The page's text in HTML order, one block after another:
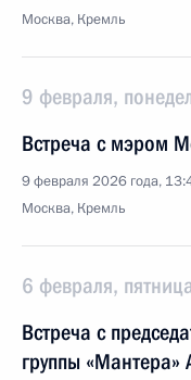
Москва, Кремль
9 февраля,
Встреча с мэром
9 февраля 2026 года,
Москва, Кремль
6 февраля,
Встреча с
группы